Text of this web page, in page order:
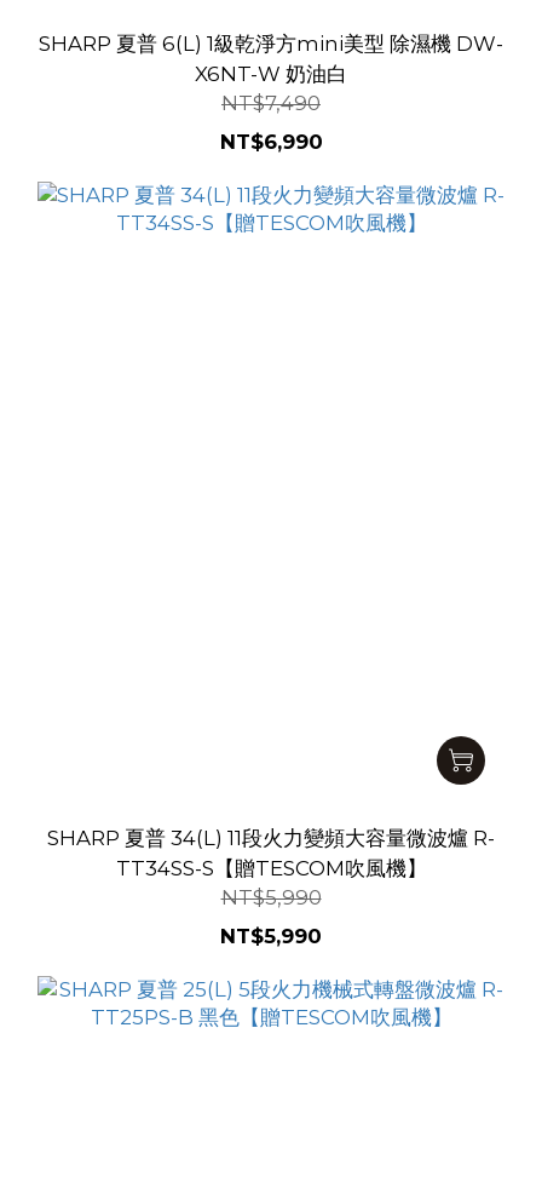
SHARP 夏普 6(L) 1級乾淨方mini美型 除濕機 DW-
X6NT-W 奶油白
NT$7,490
NT$6,990
SHARP 夏普 34(L) 11段火力變頻大容量微波爐 R-
TT34SS-S【贈TESCOM吹風機】
NT$5,990
NT$5,990